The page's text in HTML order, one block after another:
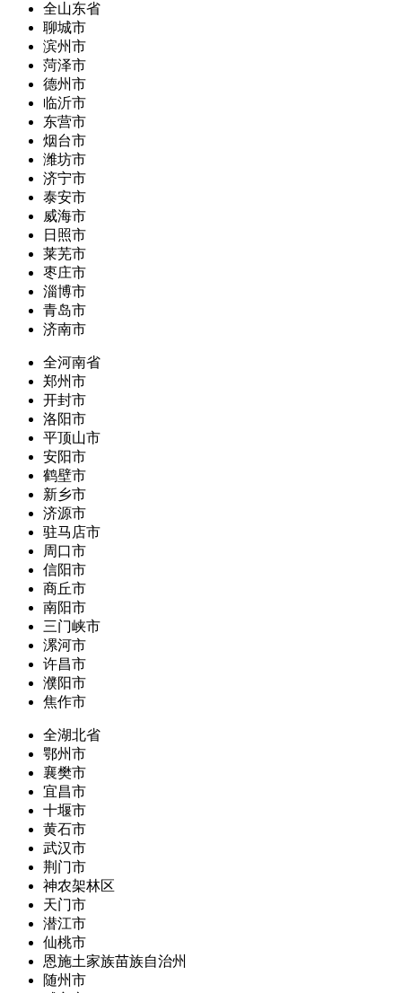
全山东省
聊城市
滨州市
菏泽市
德州市
临沂市
东营市
烟台市
潍坊市
济宁市
泰安市
威海市
日照市
莱芜市
枣庄市
淄博市
青岛市
济南市
全河南省
郑州市
开封市
洛阳市
平顶山市
安阳市
鹤壁市
新乡市
济源市
驻马店市
周口市
信阳市
商丘市
南阳市
三门峡市
漯河市
许昌市
濮阳市
焦作市
全湖北省
鄂州市
襄樊市
宜昌市
十堰市
黄石市
武汉市
荆门市
神农架林区
天门市
潜江市
仙桃市
恩施土家族苗族自治州
随州市